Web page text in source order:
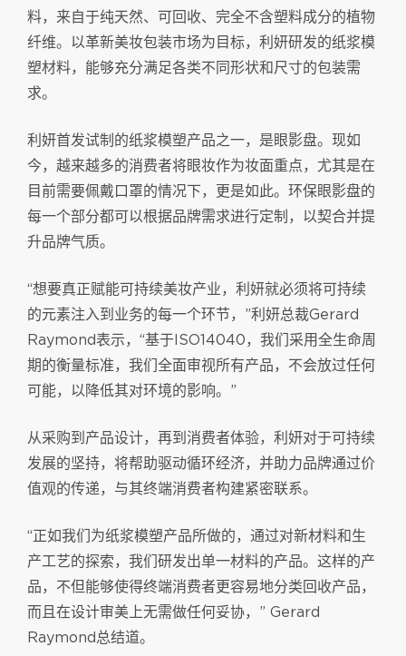
料，来自于纯天然、可回收、完全不含塑料成分的植物
纤维。以革新美妆包装市场为目标，利妍研发的纸浆模
塑材料，能够充分满足各类不同形状和尺寸的包装需
求。
利妍首发试制的纸浆模塑产品之一，是眼影盘。现如
今，越来越多的消费者将眼妆作为妆面重点，尤其是在
目前需要佩戴口罩的情况下，更是如此。环保眼影盘的
每一个部分都可以根据品牌需求进行定制，以契合并提
升品牌气质。
“想要真正赋能可持续美妆产业，利妍就必须将可持续
的元素注入到业务的每一个环节，”利妍总裁Gerard
Raymond表示，“基于ISO14040，我们采用全生命周
期的衡量标准，我们全面审视所有产品，不会放过任何
可能，以降低其对环境的影响。”
从采购到产品设计，再到消费者体验，利妍对于可持续
发展的坚持，将帮助驱动循环经济，并助力品牌通过价
值观的传递，与其终端消费者构建紧密联系。
“正如我们为纸浆模塑产品所做的，通过对新材料和生
产工艺的探索，我们研发出单一材料的产品。这样的产
品，不但能够使得终端消费者更容易地分类回收产品，
而且在设计审美上无需做任何妥协，” Gerard
Raymond总结道。